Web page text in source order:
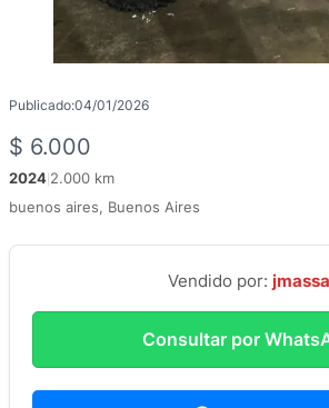
Publicado:04/01/2026
$ 6.000
2024 2.000 km
buenos aires, Buenos Aires
Vendido por: jmassa
Consultar por